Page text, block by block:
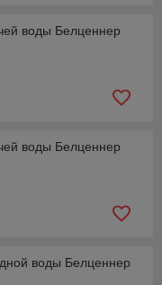
воды Белценнер
воды Белценнер
воды Белценнер